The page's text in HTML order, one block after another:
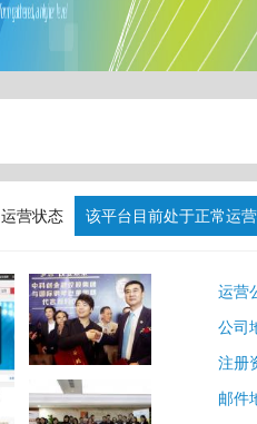
运营状态 该平台目前处于正常运
运营
公司
注册
邮件